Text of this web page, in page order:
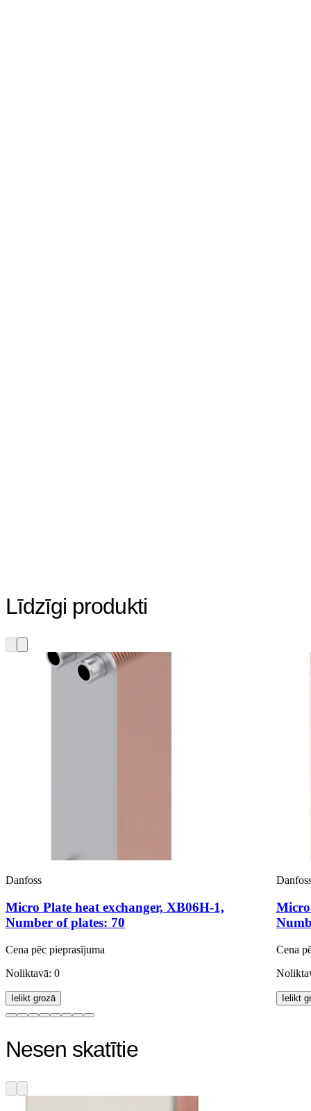
Līdzīgi produkti
Danfoss
Micro Plate heat exchanger, XB06H-1,
Number of plates: 70
Cena pēc pieprasījuma
Noliktavā: 0
Ielikt grozā
Micro
Cena
Ielikt
Nesen skatītie